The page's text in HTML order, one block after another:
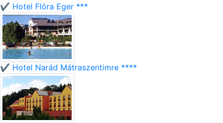
✔️ Hotel Flóra Eger ***
✔️ Hotel Narád Mátraszentimre ****